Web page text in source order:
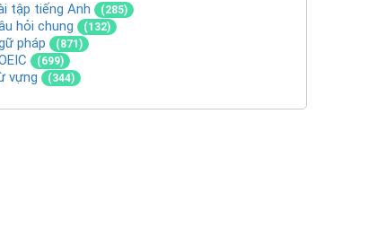
tập tiếng Anh (285)
hỏi chung (132)
pháp (871)
(699)
vựng (344)